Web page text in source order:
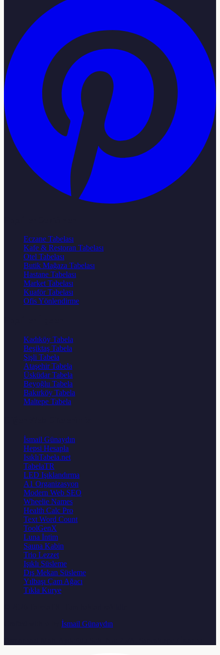
Eczane Tabelası
Kafe & Restoran Tabelası
Otel Tabelası
Butik Mağaza Tabelası
Hastane Tabelası
Market Tabelası
Kuaför Tabelası
Ofis Yönlendirme
Kadıköy Tabela
Beşiktaş Tabela
Şişli Tabela
Ataşehir Tabela
Üsküdar Tabela
Beyoğlu Tabela
Bakırköy Tabela
Maltepe Tabela
İsmail Günaydın
Hepsi Hesapla
IsıklıTabela.net
TabelaTR
LED Işıklandırma
A1 Organizasyon
Modern Web SEO
Wheelie Names
Health Calc Pro
Text Word Count
ToolGenX
Luna İntim
Sauna Kabin
Trio Lezzet
Işıklı Süsleme
Dış Mekan Süsleme
Yılbaşı Çam Ağacı
Tıkla Kurye
İsmail Günaydın